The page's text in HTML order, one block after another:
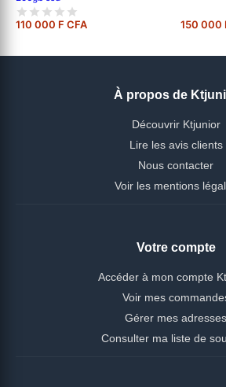
110 000 F CFA 150 000
À propos de
Découvrir Ktjunior
Lire les avis clients
Nous contacter
Voir les mentions
Votre compte
Accéder à mon compte
Voir mes
Gérer mes adresses
Consulter ma liste de